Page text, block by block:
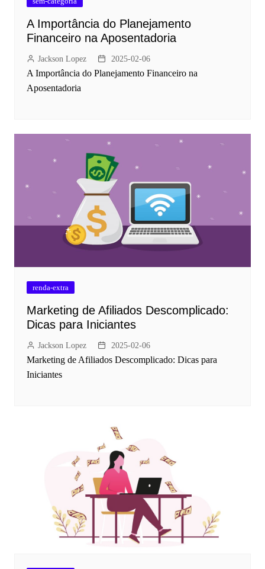
A Importância do Planejamento
Financeiro na Aposentadoria
Jackson Lopez 2025-02-06
A Importância do Planejamento Financeiro na
Aposentadoria
renda-extra
Marketing de Afiliados Descomplicado:
Dicas para Iniciantes
Jackson Lopez 2025-02-06
Marketing de Afiliados Descomplicado: Dicas para
Iniciantes